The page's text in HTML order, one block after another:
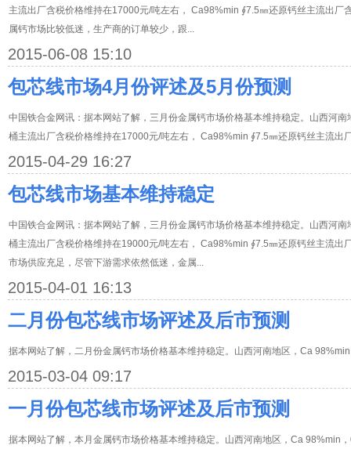
主流出厂含税价格维持在17000元/吨左右， Ca98%min ∮7.5㎜还原钙丝主流出厂
属钙市场比较低迷，生产商的订单较少，跟...
2015-06-08 15:10
包芯线市场4月份评述及5月份预测
中国铁合金网讯：据本网站了解，三月份金属钙市场价格基本维持稳定。山西河
桶主流出厂含税价格维持在17000元/吨左右， Ca98%min ∮7.5㎜还原钙丝主流出
2015-04-29 16:27
包芯线市场基本维持稳定
中国铁合金网讯：据本网站了解，三月份金属钙市场价格基本维持稳定。山西河
桶主流出厂含税价格维持在19000元/吨左右， Ca98%min ∮7.5㎜还原钙丝主流出
市场供应充足，尽管下游需求依然低迷，金属...
2015-04-01 16:13
二月份包芯线市场评述及后市预测
据本网站了解，二月份金属钙市场价格基本维持稳定。山西河南地区，Ca
2015-03-04 09:17
一月份包芯线市场评述及后市预测
据本网站了解，本月金属钙市场价格基本维持稳定。山西河南地区，Ca 98%min